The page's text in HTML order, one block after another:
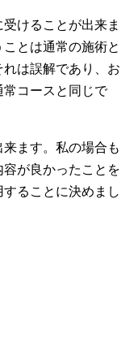
けることが出来ま
とは通常の施術と
は誤解であり、お
コースと同じで
ます。私の場合も
が良かったことを
ることに決めまし